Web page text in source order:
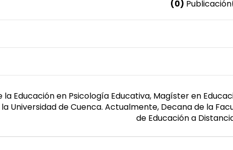
(0)
Femenino
la Educación en Psicología Educativa, Magíster en
Universidad de Cuenca. Actualmente, Decana de la
de Educación a